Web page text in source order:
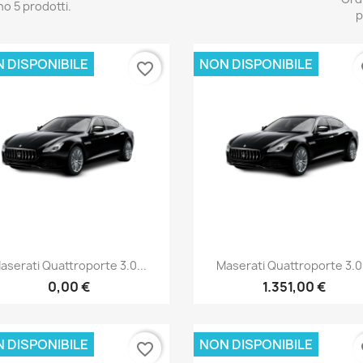
5 prodotti.
Anteprima
Quattroporte 3.0...
0,00 €
DISPONIBILE favorite_border
Anteprima
Maserati Quattroporte
1.351,00 €
NON DISPONIBILE
DISPONIBILE favorite_border NON DISPONIBILE